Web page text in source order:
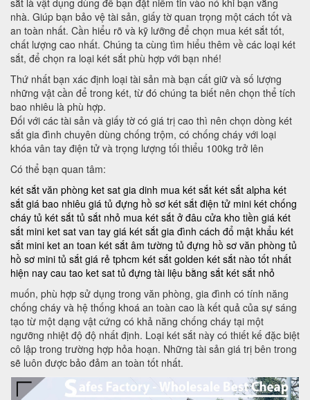
nhà. Giúp bạn bảo vệ tài sản, giấy tờ quan trọng một cách tốt và
an toàn nhất. Cần hiểu rõ và kỹ lưỡng để chọn mua két sắt tốt,
chất lượng cao nhất. Chúng ta cùng tìm hiểu thêm về các loại két
sắt, để chọn ra loại két sắt phù hợp với bạn nhé!
Thứ nhất bạn xác định loại tài sản mà bạn cất giữ và số lượng
những vật cần để trong két, từ đó chúng ta biết nên chọn thể tích
bao nhiêu là phù hợp.
Đối với các tài sản và giấy tờ có giá trị cao thì nên chọn dòng két
sắt gia đình chuyên dùng chống trộm, có chống cháy với loại
khóa vân tay điện tử và trọng lượng tối thiểu 100kg trở lên
Có thể bạn quan tâm:
két sắt văn phòng ket sat gia dinh mua két sắt két sắt alpha két
sắt giá bao nhiêu giá tủ đựng hồ sơ két sắt điện tử mini két chống
cháy tủ két sắt tủ sắt nhỏ mua két sắt ở đâu cửa kho tiền giá két
sắt mini ket sat van tay giá két sắt gia đình cách đổ mật khẩu két
sắt mini ket an toan két sắt âm tường tủ đựng hồ sơ văn phòng tủ
hồ sơ mini tủ sắt giá rẻ tphcm két sắt golden két sắt nào tốt nhất
hiện nay cau tao ket sat tủ đựng tài liệu bằng sắt két sắt nhỏ
muốn, phù hợp sử dụng trong văn phòng, gia đình có tính năng
chống cháy và hệ thống khoá an toàn cao là kết quả của sự sáng
tạo từ một dạng vật cứng có khả năng chống cháy tại một
ngưỡng nhiệt độ độ nhất định. Loại két sắt này có thiết kế đặc biệt
cô lập trong trường hợp hỏa hoạn. Những tài sản giá trị bên trong
sẽ luôn được bảo đảm an toàn tốt nhất.